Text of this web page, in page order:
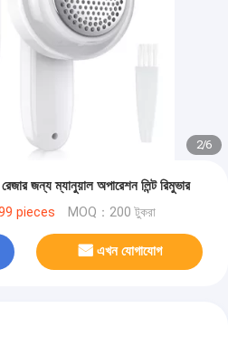
2/6
জন্য ম্যানুয়াল অপারেশন লিন্ট রিমুভার
pieces MOQ：200 টুকরা
এখন যোগাযোগ